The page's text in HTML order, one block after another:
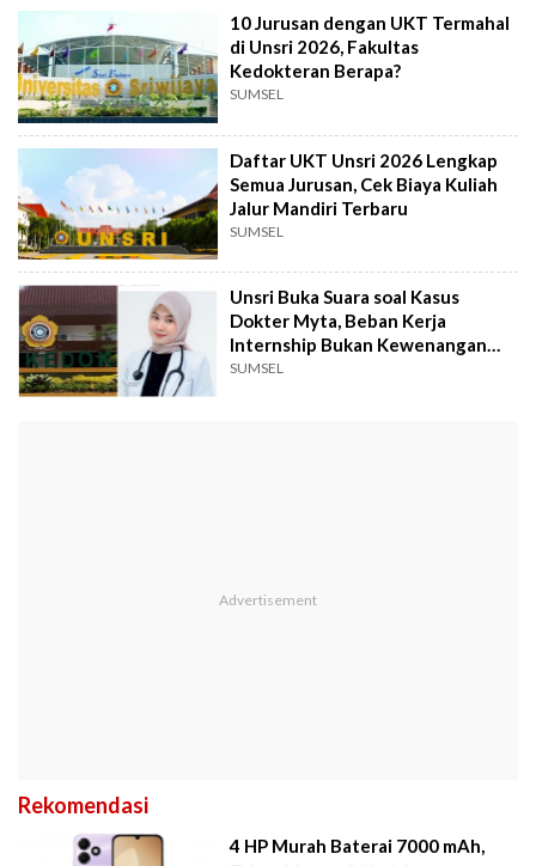
10 Jurusan dengan UKT Termahal
di Unsri 2026, Fakultas
Kedokteran Berapa?
SUMSEL
Daftar UKT Unsri 2026 Lengkap
Semua Jurusan, Cek Biaya Kuliah
Jalur Mandiri Terbaru
SUMSEL
Unsri Buka Suara soal Kasus
Dokter Myta, Beban Kerja
Internship Bukan Kewenangan
Kampus
SUMSEL
Rekomendasi
4 HP Murah Baterai 7000 mAh,